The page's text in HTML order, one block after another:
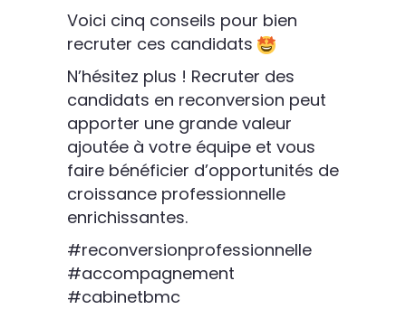
Voici cinq conseils pour bien
recruter ces candidats
N’hésitez plus ! Recruter des
candidats en reconversion peut
apporter une grande valeur
ajoutée à votre équipe et vous
faire bénéficier d’opportunités de
croissance professionnelle
enrichissantes.
#reconversionprofessionnelle
#accompagnement
#cabinetbmc